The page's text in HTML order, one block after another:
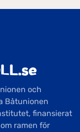
och
Båtunionen
finansierat
ramen för